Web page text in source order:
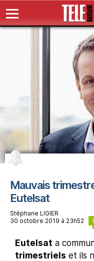
Mauvais
Eutelsat
Stéphane LIGIER
30 octobre 2019 à 23h52
Eutelsat a
trimestriels et ils